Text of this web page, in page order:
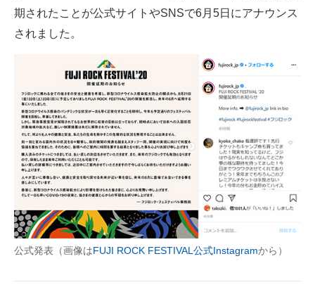
スマホと通信の最新トレンド
進化するPCとデバイスの未来
好きが集まる 比べて選べる
ビジネスと働き方のヒント
AI活用のいまが分かる
企業ITのトレンドを詳説
経営リーダーのコミュニティ
マーケ×ITの今がよく分かる
ITエンジニア向け専門サイト
企業向けIT製品の総合サイト
期されたことが公式サイトやSNSで6月5日にアナウンス
されました。
公式発表（画像はFUJI ROCK FESTIVAL公式Instagramから）